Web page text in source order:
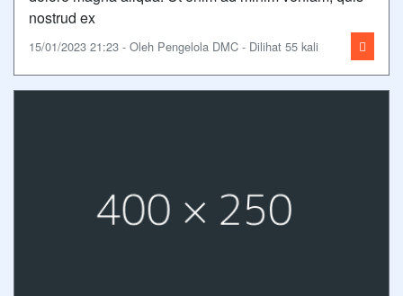
nostrud ex
15/01/2023 21:23 - Oleh Pengelola DMC - Dilihat 55 kali